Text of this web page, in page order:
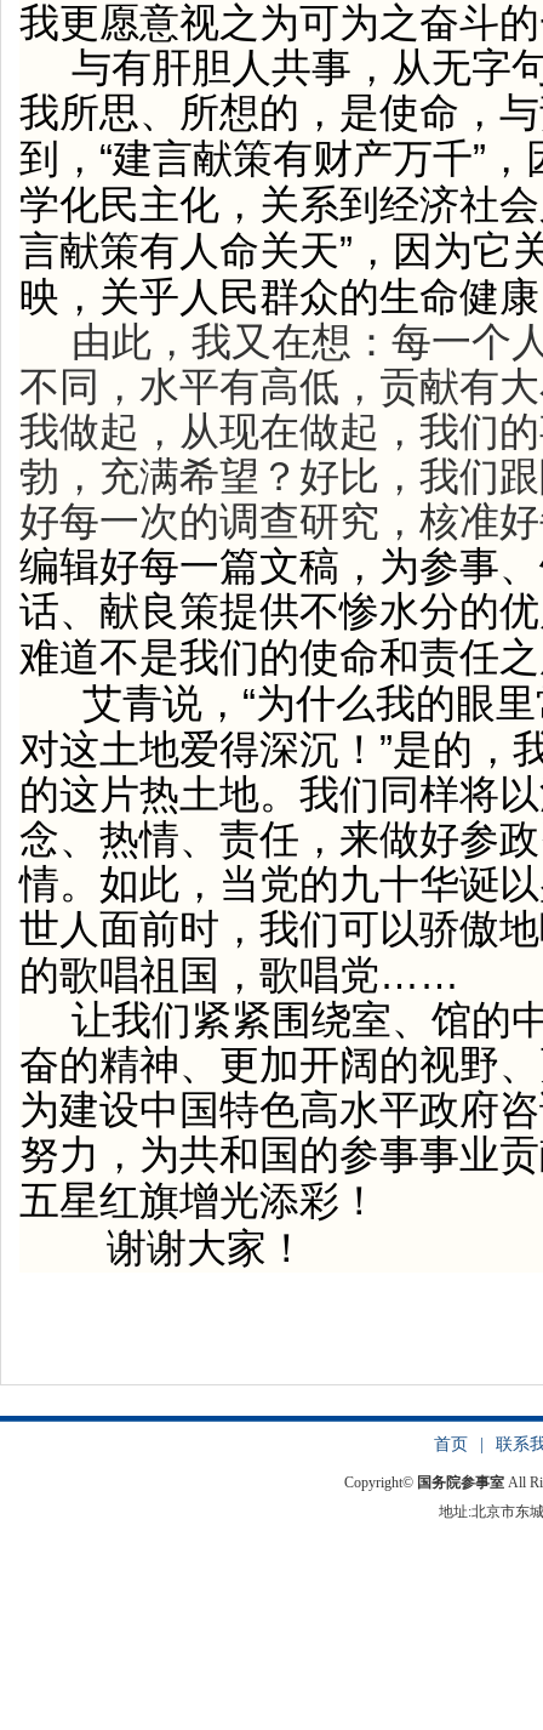
我更愿意视之为可为之奋斗
与有肝胆人共事，从无字
我所思、所想的，是使命，
到， “建言献策有财产万千”
学化民主化，关系到经济社
言献策有人命关天” ，因为它
映，关乎人民群众的生命健
由此，我又在想：每一个
不同，水平有高低，贡献有
我做起，从现在做起，我们
勃，充满希望？好比，我们
好每一次的调查研究，核准
编辑好每一篇文稿，为参事
话、献良策提供不惨水分的
难道不是我们的使命和责任
艾青说， “为什么我的眼
对这土地爱得深沉！ ”是的，
的这片热土地。我们同样将
念、热情、责任，来做好参
情。如此，当党的九十华诞
世人面前时，我们可以骄傲
的歌唱祖国，歌唱党……
让我们紧紧围绕室、馆的
奋的精神、更加开阔的视野
为建设中国特色高水平政府
努力，为共和国的参事事业
五星红旗增光添彩！
谢谢大家！
首页 联系
Copyright© 国务院参事室 All
地址:北京市东